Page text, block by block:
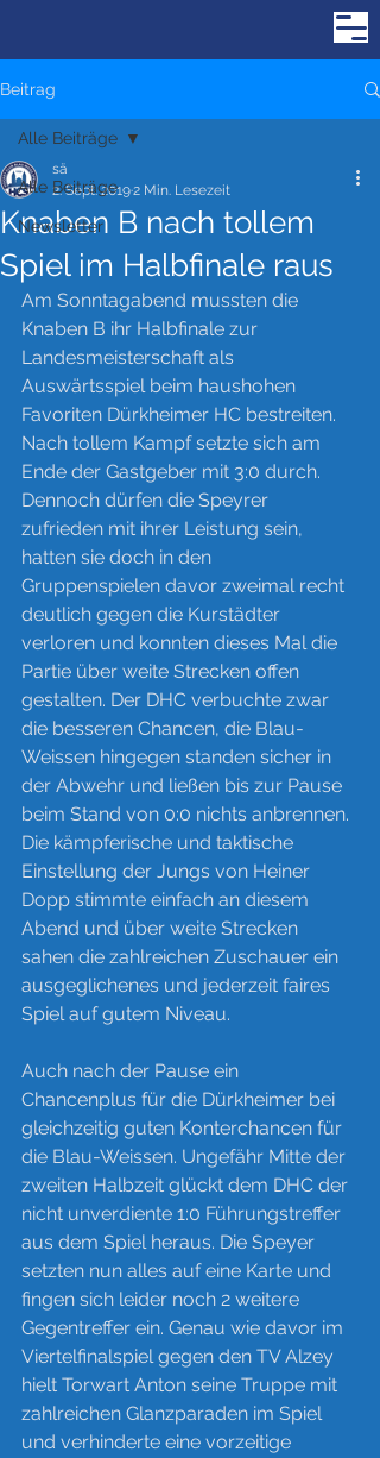
Beitrag
Alle Beiträge
Newsletter
Alle Beiträge
Knaben B nach tollem
Spiel im Halbfinale raus
sä
2. Sept. 20192 Min. Lesezeit
Am Sonntagabend mussten die
Knaben B ihr Halbfinale zur
Landesmeisterschaft als
Auswärtsspiel beim haushohen
Favoriten Dürkheimer HC bestreiten.
Nach tollem Kampf setzte sich am
Ende der Gastgeber mit 3:0 durch.
Dennoch dürfen die Speyrer
zufrieden mit ihrer Leistung sein,
hatten sie doch in den
Gruppenspielen davor zweimal recht
deutlich gegen die Kurstädter
verloren und konnten dieses Mal die
Partie über weite Strecken offen
gestalten. Der DHC verbuchte zwar
die besseren Chancen, die Blau-
Weissen hingegen standen sicher in
der Abwehr und ließen bis zur Pause
beim Stand von 0:0 nichts anbrennen.
Die kämpferische und taktische
Einstellung der Jungs von Heiner
Dopp stimmte einfach an diesem
Abend und über weite Strecken
sahen die zahlreichen Zuschauer ein
ausgeglichenes und jederzeit faires
Spiel auf gutem Niveau.
Auch nach der Pause ein
Chancenplus für die Dürkheimer bei
gleichzeitig guten Konterchancen für
die Blau-Weissen. Ungefähr Mitte der
zweiten Halbzeit glückt dem DHC der
nicht unverdiente 1:0 Führungstreffer
aus dem Spiel heraus. Die Speyer
setzten nun alles auf eine Karte und
fingen sich leider noch 2 weitere
Gegentreffer ein. Genau wie davor im
Viertelfinalspiel gegen den TV Alzey
hielt Torwart Anton seine Truppe mit
zahlreichen Glanzparaden im Spiel
und verhinderte eine vorzeitige